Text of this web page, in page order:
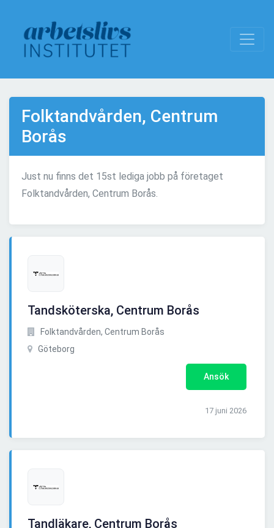
Folktandvården, Centrum
Borås
Just nu finns det 15st lediga jobb på företaget
Folktandvården, Centrum Borås.
Tandsköterska, Centrum Borås
Folktandvården, Centrum Borås
Göteborg
Ansök
17 juni 2026
Tandläkare, Centrum Borås